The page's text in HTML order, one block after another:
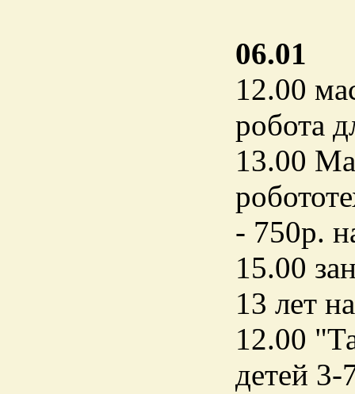
06.01
12.00
робота
13.00
- 750р.
15.00
13 лет
12.00
детей 3-